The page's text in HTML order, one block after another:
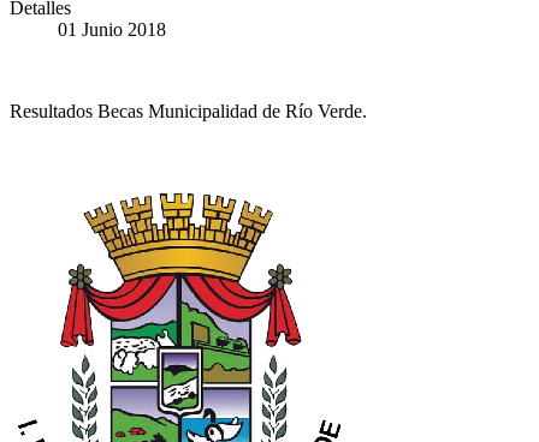
Detalles
01 Junio 2018
Resultados Becas Municipalidad de Río Verde.